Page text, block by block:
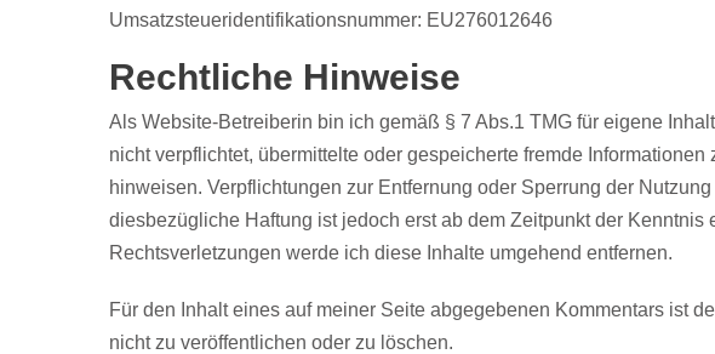
Umsatzsteueridentifikationsnummer: EU276012646
Rechtliche Hinweise
Als Website-Betreiberin bin ich gemäß § 7 Abs.1 TMG für eigene
nicht verpflichtet, übermittelte oder gespeicherte fremde
hinweisen. Verpflichtungen zur Entfernung oder Sperrung der
diesbezügliche Haftung ist jedoch erst ab dem Zeitpunkt der
Rechtsverletzungen werde ich diese Inhalte umgehend entfernen.
Für den Inhalt eines auf meiner Seite abgegebenen Kommentars ist
nicht zu veröffentlichen oder zu löschen.